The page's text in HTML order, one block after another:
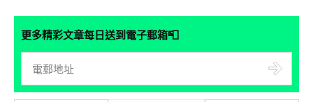
更多精彩文章每日送到電子郵箱📮